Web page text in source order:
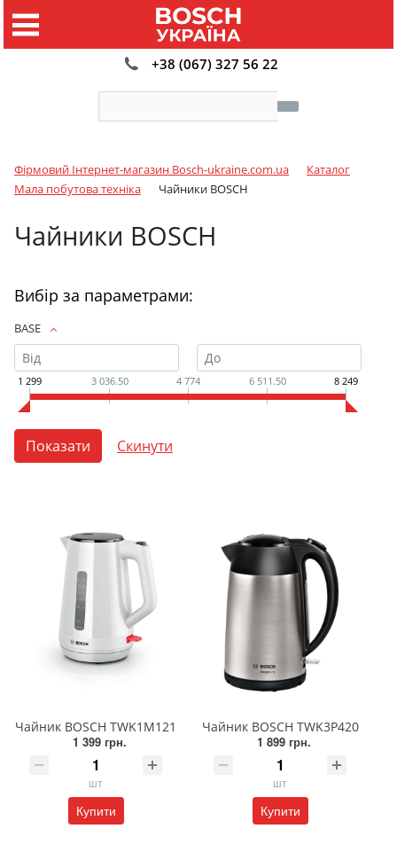
+38 (067) 327 56 22
Фірмовий Інтернет-магазин Bosch-ukraine.com.ua
Каталог
Мала побутова техніка
Чайники BOSCH
Чайники BOSCH
Вибір за параметрами:
BASE
1 299 3 036.50 4 774 6 511.50 8 249
Чайник BOSCH TWK1M121
1 399 грн.
шт
Купити
Чайник BOSCH TWK3P420
1 899 грн.
шт
Купити